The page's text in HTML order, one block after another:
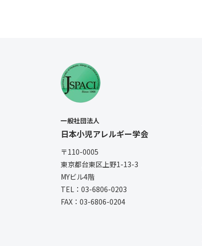
一般社団法人
日本小児アレルギー学会
〒110-0005
東京都台東区上野1-13-3
MYビル4階
TEL：03-6806-0203
FAX：03-6806-0204